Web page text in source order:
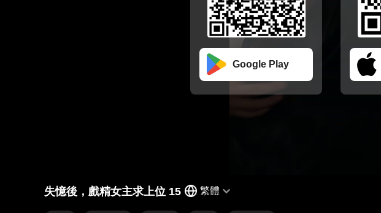
Google Play
失憶後，戲精女主求上位 15 繁體